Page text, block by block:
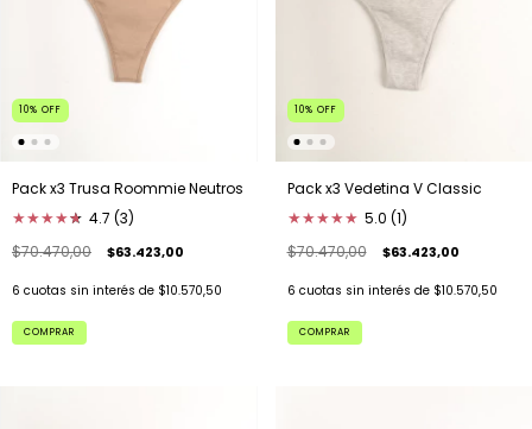
10% OFF
Pack x3 Trusa Roommie Neutros
★★★★★
★ 4.7 (3)
$70.470,00
$63.423,00
6 cuotas sin interés de $10.570,50
COMPRAR
10% OFF
Pack x3 Vedetina V Classic
★★★★★ 5.0 (1)
$70.470,00
$63.423,00
6 cuotas sin interés de $10.570,50
COMPRAR